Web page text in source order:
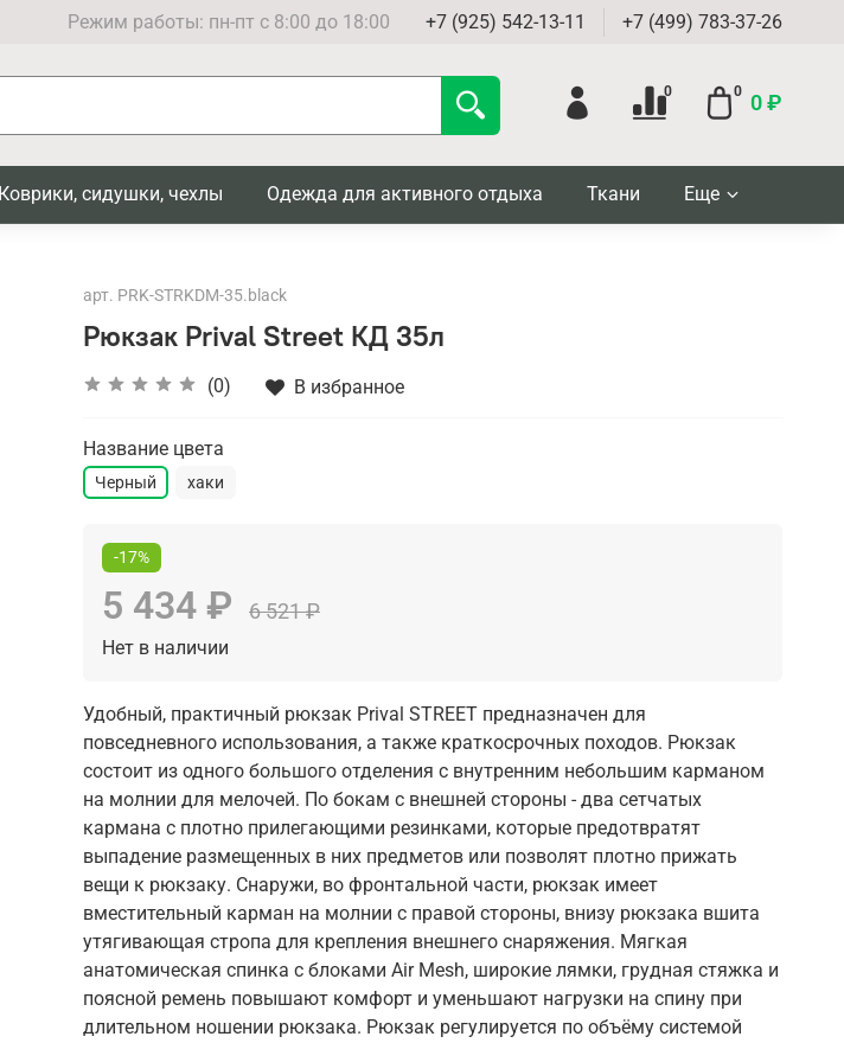
Режим работы: пн-пт с 8:00 до 18:00 +7 (925) 542-13-11 +7 (499) 783-37-26
0 0 0 ₽
Коврики, сидушки, чехлы Одежда для активного отдыха Ткани Еще
арт. PRK-STRKDM-35.black
Рюкзак Prival Street КД 35л
(0) В избранное
Название цвета
Черный хаки
-17%
5 434 ₽ 6 521 ₽
Нет в наличии
Удобный, практичный рюкзак Prival STREET предназначен для
повседневного использования, а также краткосрочных походов. Рюкзак
состоит из одного большого отделения с внутренним небольшим карманом
на молнии для мелочей. По бокам с внешней стороны - два сетчатых
кармана с плотно прилегающими резинками, которые предотвратят
выпадение размещенных в них предметов или позволят плотно прижать
вещи к рюкзаку. Снаружи, во фронтальной части, рюкзак имеет
вместительный карман на молнии с правой стороны, внизу рюкзака вшита
утягивающая стропа для крепления внешнего снаряжения. Мягкая
анатомическая спинка с блоками Air Mesh, широкие лямки, грудная стяжка и
поясной ремень повышают комфорт и уменьшают нагрузки на спину при
длительном ношении рюкзака. Рюкзак регулируется по объёму системой